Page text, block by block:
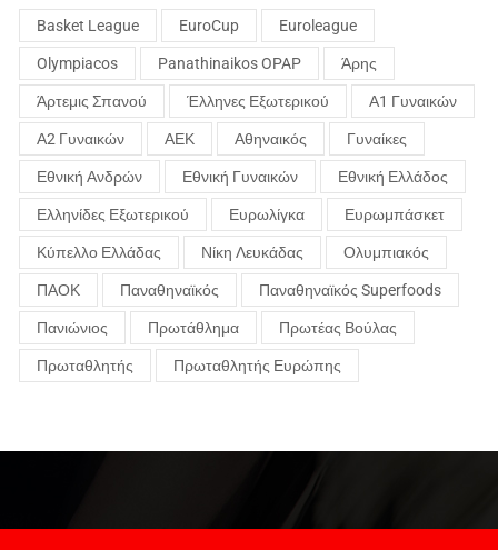
Basket League EuroCup Euroleague
Olympiacos Panathinaikos OPAP Άρης
Άρτεμις Σπανού Έλληνες Εξωτερικού Α1 Γυναικών
Α2 Γυναικών ΑΕΚ Αθηναικός Γυναίκες
Εθνική Ανδρών Εθνική Γυναικών Εθνική Ελλάδος
Ελληνίδες Εξωτερικού Ευρωλίγκα Ευρωμπάσκετ
Κύπελλο Ελλάδας Νίκη Λευκάδας Ολυμπιακός
ΠΑΟΚ Παναθηναϊκός Παναθηναϊκός Superfoods
Πανιώνιος Πρωτάθλημα Πρωτέας Βούλας
Πρωταθλητής Πρωταθλητής Ευρώπης